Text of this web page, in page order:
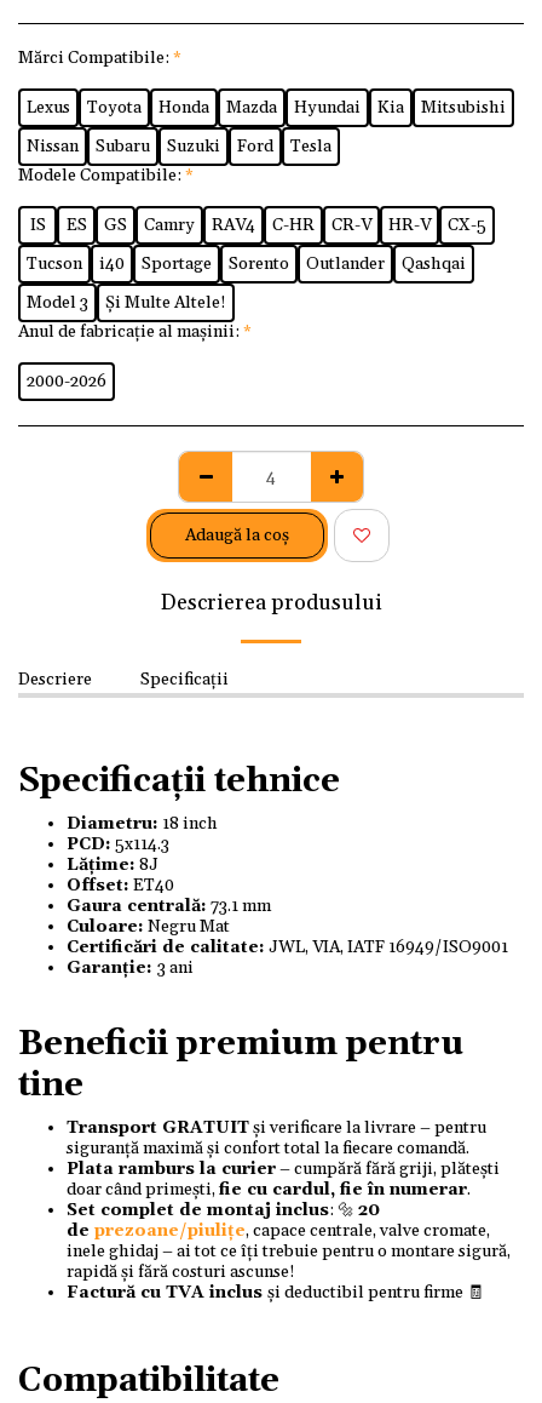
Mărci Compatibile: *
Lexus Toyota Honda Mazda Hyundai Kia
Mitsubishi
Nissan
Subaru Suzuki Ford
Tesla
Modele Compatibile: *
IS ES GS Camry RAV4 C-HR CR-V HR-V
CX-5
Tucson
i40 Sportage Sorento Outlander
Qashqai
Model 3
Și Multe Altele!
Anul de fabricație al mașinii: *
2000-2026
Adaugă la coş
Descrierea produsului
Descriere Specificații
Specificații tehnice
Diametru: 18 inch
PCD: 5x114.3
Lățime: 8J
Offset: ET40
Gaura centrală: 73.1 mm
Culoare: Negru Mat
Certificări de calitate: JWL, VIA, IATF 16949/ISO9001
Garanție: 3 ani
Beneficii premium pentru
tine
Transport GRATUITși verificare la livrare – pentru
siguranță maximă și confort total la fiecare comandă.
Plata ramburs la curier– cumpără fără griji, plătești
doar când primești,fie cu cardul, fie în numerar.
Set complet de montaj inclus: 🔩 20
de prezoane/piulițe, capace centrale, valve cromate,
inele ghidaj – ai tot ce îți trebuie pentru o montare sigură,
rapidă și fără costuri ascunse!
Factură cu TVA inclus și deductibil pentru firme 🧾
Compatibilitate